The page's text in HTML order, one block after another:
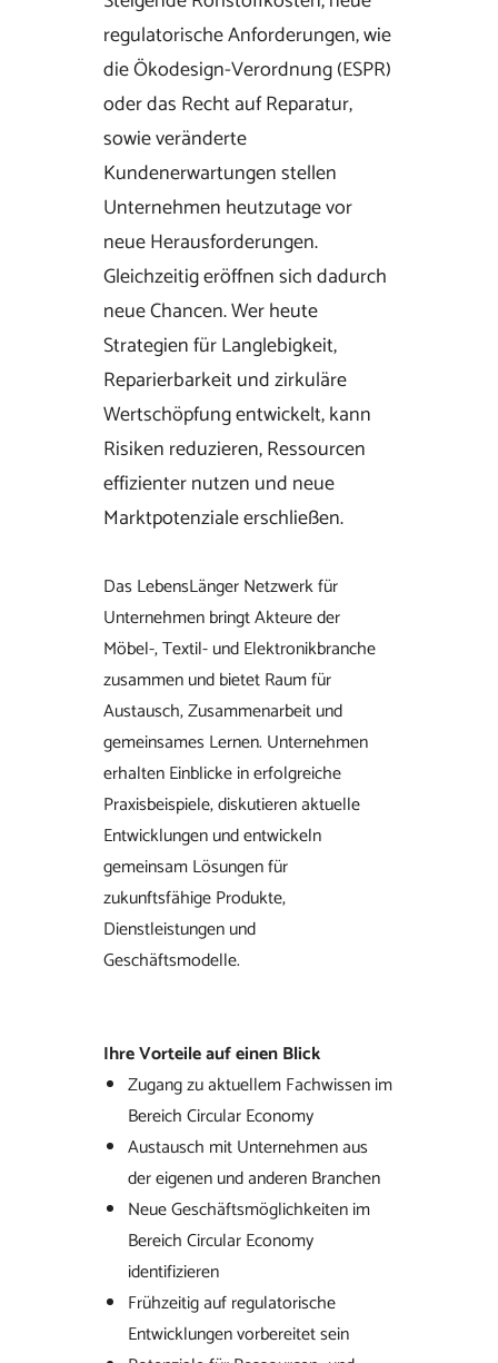
regulatorische Anforderungen, wie
die Ökodesign-Verordnung (ESPR)
oder das Recht auf Reparatur,
sowie veränderte
Kundenerwartungen stellen
Unternehmen heutzutage vor
neue Herausforderungen.
Gleichzeitig eröffnen sich dadurch
neue Chancen. Wer heute
Strategien für Langlebigkeit,
Reparierbarkeit und zirkuläre
Wertschöpfung entwickelt, kann
Risiken reduzieren, Ressourcen
effizienter nutzen und neue
Marktpotenziale erschließen.
Das LebensLänger Netzwerk für
Unternehmen bringt Akteure der
Möbel-, Textil- und Elektronikbranche
zusammen und bietet Raum für
Austausch, Zusammenarbeit und
gemeinsames Lernen. Unternehmen
erhalten Einblicke in erfolgreiche
Praxisbeispiele, diskutieren aktuelle
Entwicklungen und entwickeln
gemeinsam Lösungen für
zukunftsfähige Produkte,
Dienstleistungen und
Geschäftsmodelle.
Ihre Vorteile auf einen Blick
Zugang zu aktuellem Fachwissen im
Bereich Circular Economy
Austausch mit Unternehmen aus
der eigenen und anderen Branchen
Neue Geschäftsmöglichkeiten im
Bereich Circular Economy
identifizieren
Frühzeitig auf regulatorische
Entwicklungen vorbereitet sein